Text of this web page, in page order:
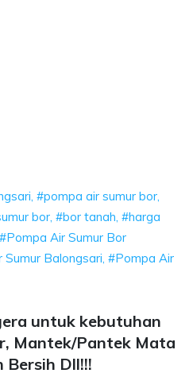
#pompa air sumur bor,
bor, #bor tanah, #harga
Air Sumur Bor
Balongsari, #Pompa Air
untuk kebutuhan
Mantek/Pantek Mata
Bersih Dll!!!